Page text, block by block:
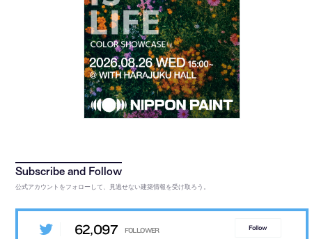
公式アカウントをフォローして、見逃せない建築情報を受け取ろう。
62,097 Follow